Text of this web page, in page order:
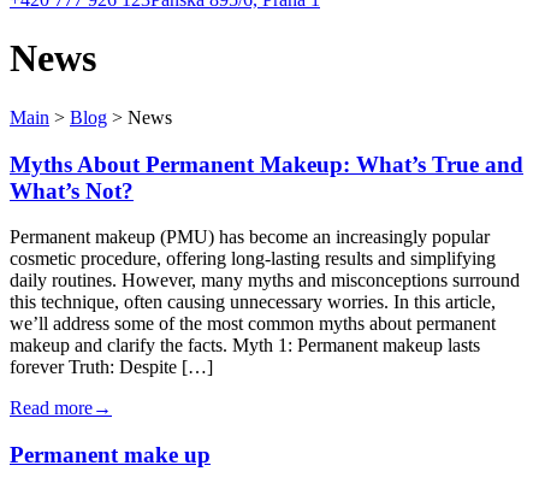
News
Main > Blog > News
Myths About Permanent Makeup: What’s True and
What’s Not?
Permanent makeup (PMU) has become an increasingly popular
cosmetic procedure, offering long-lasting results and simplifying
daily routines. However, many myths and misconceptions surround
this technique, often causing unnecessary worries. In this article,
we’ll address some of the most common myths about permanent
makeup and clarify the facts. Myth 1: Permanent makeup lasts
forever Truth: Despite […]
Read more→
Permanent make up